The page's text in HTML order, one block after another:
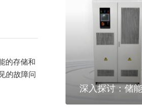
的存储和
的故障问
深入探讨：储